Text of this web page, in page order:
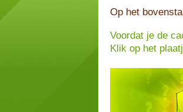
Op het
Voordat je de
Klik op het